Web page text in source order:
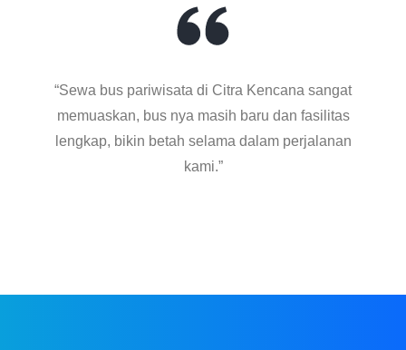
“Sewa bus pariwisata di Citra Kencana sangat
memuaskan, bus nya masih baru dan fasilitas
lengkap, bikin betah selama dalam perjalanan
kami.”